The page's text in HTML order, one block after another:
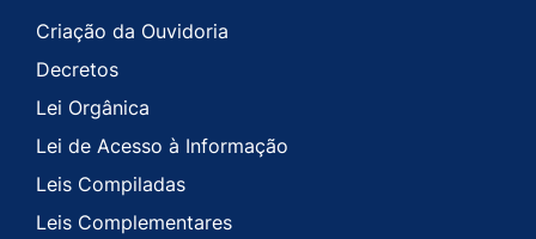
Criação da Ouvidoria
Decretos
Lei Orgânica
Lei de Acesso à Informação
Leis Compiladas
Leis Complementares